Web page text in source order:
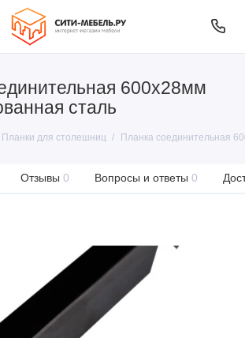
600х28мм
сталь
Планки для столешниц Планка соединительная
Отзывы 0 Вопросы и ответы 0